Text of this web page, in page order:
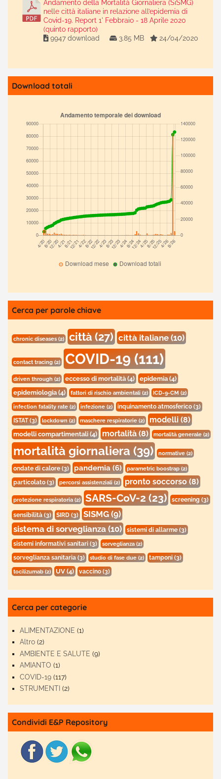
Andamento della Mortalità Giornaliera (SiSMG)
nelle città italiane in relazione all’epidemia di
Covid-19. Report 1' Febbraio - 18 Aprile 2020
(quinto rapporto)
9947 download
3.85 MB 24/04/2020
Download totali
Cerca per parole chiave
chronic diseases(2) città(27) città italiane(10)
contact tracing(2) COVID-19(111)
driven through(2) eccesso di mortalità(4) epidemia(4)
epidemiologia(4) fattori di rischio ambientali (2) ICD-9-CM(2)
infection fatality rate(2) infezione(2) inquinamento atmosferico(3)
ISTAT(3) lockdown(2) maschere respiratorie(2) modelli(8)
modelli compartimentali(4) mortalità(8) mortalità generale(2)
mortalità giornaliera(39) normative(2)
ondate di calore(3) pandemia(6) parametric boostrap(2)
particolato(3) percorsi assistenziali(2) pronto soccorso(8)
protezione respiratoria(2) SARS-CoV-2(23) screening(3)
sensibilità(3) SIRD(3) SISMG(9)
sistema di sorveglianza(10) sistemi di allarme(3)
sistemi informativi sanitari(3) sorveglianza(2)
sorveglianza sanitaria(3) studio di fase due(2) tamponi(3)
tocilizumab(2) UV(4) vaccino(3)
Cerca per categorie
ALIMENTAZIONE (1)
Altro (2)
AMBIENTE E SALUTE (9)
AMIANTO (1)
COVID-19 (117)
STRUMENTI (2)
Condividi E&P Repository